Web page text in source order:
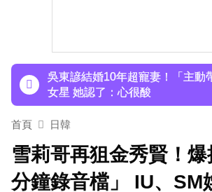
漫告白：迅速奪走我的心
吳東諺結婚10年超寵妻！「主動
女星 她認了：心很酸
下載東森App，隨時掌握天下大小
42歲情色女星要結婚了！甜嫁「
漫告白：迅速奪走我的心
首頁 日韓
雪莉哥再狙金秀賢！
分鐘錄音檔」 IU、SM